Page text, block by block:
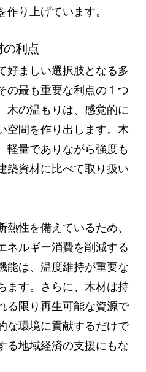
り上げています。
利点
好ましい選択肢となる多
の最も重要な利点の 1 つ
木の温もりは、感覚的に
空間を作り出します。木
軽量でありながら強度も
築資材に比べて取り扱い
性を備えているため、
ネルギー消費を削減する
能は、温度維持が重要な
ます。さらに、木材は持
る限り再生可能な資源で
な環境に貢献するだけで
る地域経済の支援にもな